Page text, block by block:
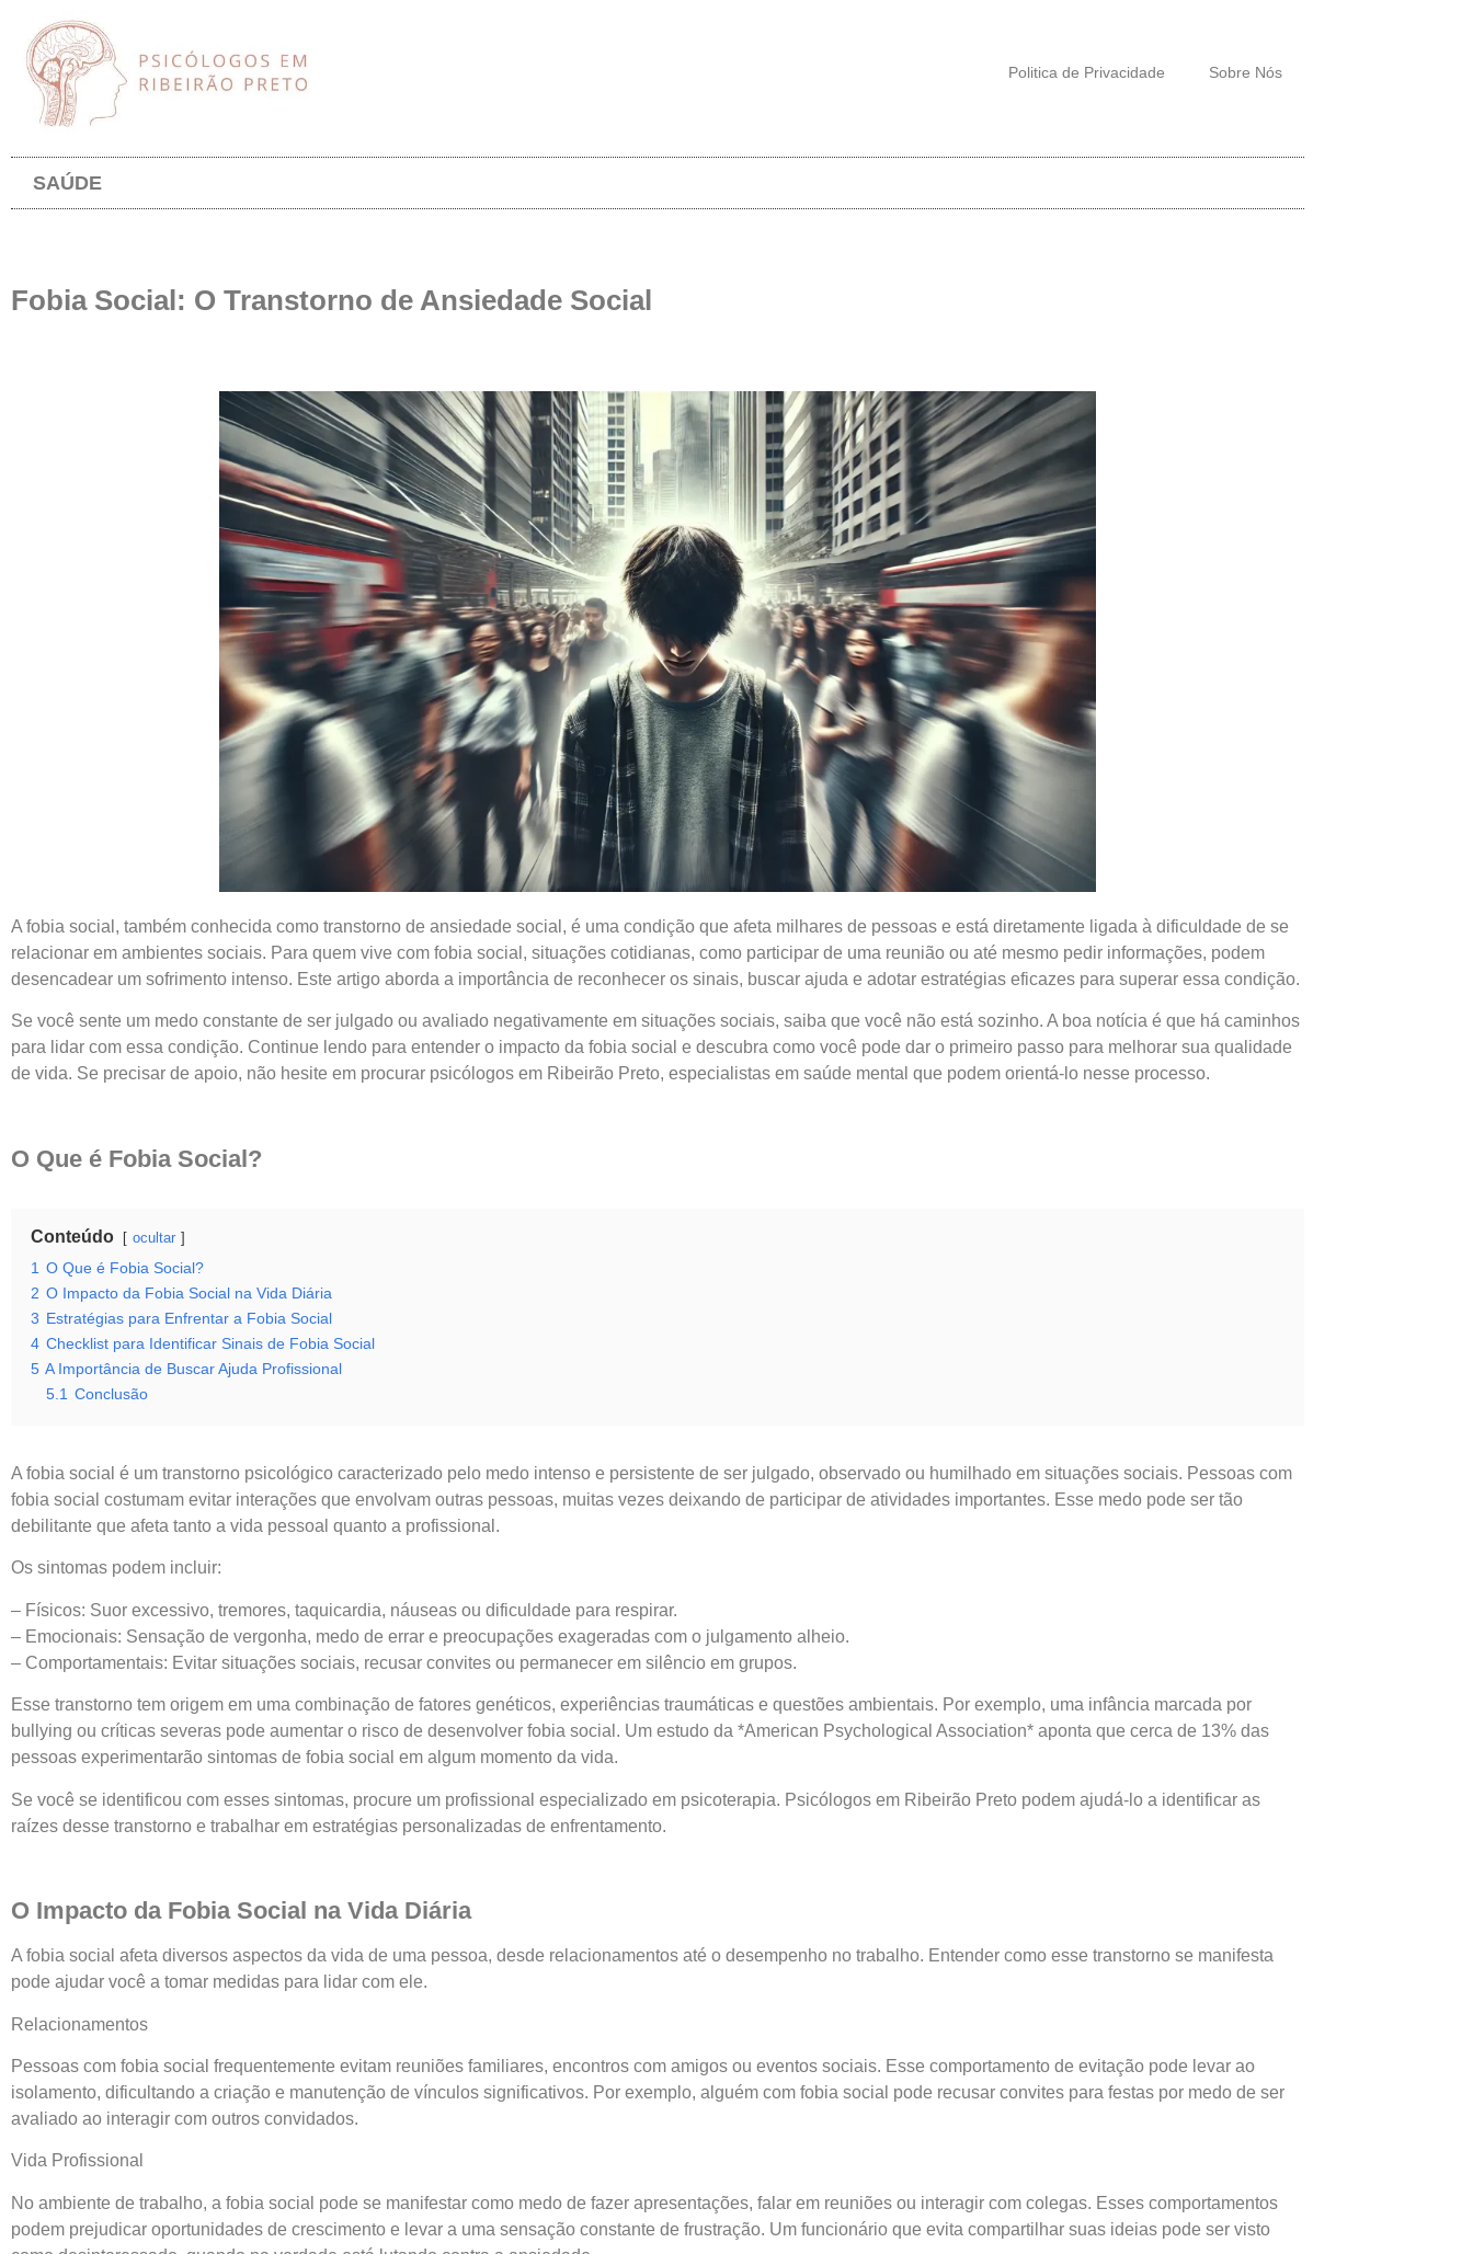
Politica de Privacidade Sobre Nós
SAÚDE
Fobia Social: O Transtorno de Ansiedade Social
A fobia social, também conhecida como transtorno de ansiedade social, é uma condição que afeta milhares de pessoas e está diretamente ligada à dificuldade de se
relacionar em ambientes sociais. Para quem vive com fobia social, situações cotidianas, como participar de uma reunião ou até mesmo pedir informações, podem
desencadear um sofrimento intenso. Este artigo aborda a importância de reconhecer os sinais, buscar ajuda e adotar estratégias eficazes para superar essa condição.
Se você sente um medo constante de ser julgado ou avaliado negativamente em situações sociais, saiba que você não está sozinho. A boa notícia é que há caminhos
para lidar com essa condição. Continue lendo para entender o impacto da fobia social e descubra como você pode dar o primeiro passo para melhorar sua qualidade
de vida. Se precisar de apoio, não hesite em procurar psicólogos em Ribeirão Preto, especialistas em saúde mental que podem orientá-lo nesse processo.
O Que é Fobia Social?
Conteúdo ocultar
1 O Que é Fobia Social?
2 O Impacto da Fobia Social na Vida Diária
3 Estratégias para Enfrentar a Fobia Social
4 Checklist para Identificar Sinais de Fobia Social
5 A Importância de Buscar Ajuda Profissional
5.1 Conclusão
A fobia social é um transtorno psicológico caracterizado pelo medo intenso e persistente de ser julgado, observado ou humilhado em situações sociais. Pessoas com
fobia social costumam evitar interações que envolvam outras pessoas, muitas vezes deixando de participar de atividades importantes. Esse medo pode ser tão
debilitante que afeta tanto a vida pessoal quanto a profissional.
Os sintomas podem incluir:
– Físicos: Suor excessivo, tremores, taquicardia, náuseas ou dificuldade para respirar.
– Emocionais: Sensação de vergonha, medo de errar e preocupações exageradas com o julgamento alheio.
– Comportamentais: Evitar situações sociais, recusar convites ou permanecer em silêncio em grupos.
Esse transtorno tem origem em uma combinação de fatores genéticos, experiências traumáticas e questões ambientais. Por exemplo, uma infância marcada por
bullying ou críticas severas pode aumentar o risco de desenvolver fobia social. Um estudo da *American Psychological Association* aponta que cerca de 13% das
pessoas experimentarão sintomas de fobia social em algum momento da vida.
Se você se identificou com esses sintomas, procure um profissional especializado em psicoterapia. Psicólogos em Ribeirão Preto podem ajudá-lo a identificar as
raízes desse transtorno e trabalhar em estratégias personalizadas de enfrentamento.
O Impacto da Fobia Social na Vida Diária
A fobia social afeta diversos aspectos da vida de uma pessoa, desde relacionamentos até o desempenho no trabalho. Entender como esse transtorno se manifesta
pode ajudar você a tomar medidas para lidar com ele.
Relacionamentos
Pessoas com fobia social frequentemente evitam reuniões familiares, encontros com amigos ou eventos sociais. Esse comportamento de evitação pode levar ao
isolamento, dificultando a criação e manutenção de vínculos significativos. Por exemplo, alguém com fobia social pode recusar convites para festas por medo de ser
avaliado ao interagir com outros convidados.
Vida Profissional
No ambiente de trabalho, a fobia social pode se manifestar como medo de fazer apresentações, falar em reuniões ou interagir com colegas. Esses comportamentos
podem prejudicar oportunidades de crescimento e levar a uma sensação constante de frustração. Um funcionário que evita compartilhar suas ideias pode ser visto